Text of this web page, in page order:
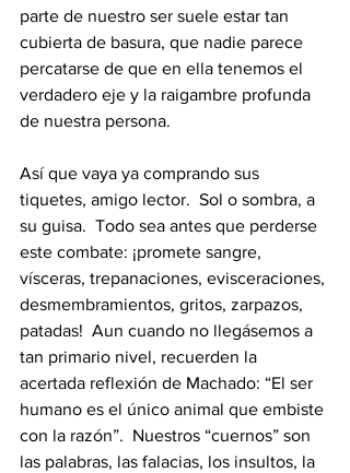
parte de nuestro ser suele estar tan
cubierta de basura, que nadie parece
percatarse de que en ella tenemos el
verdadero eje y la raigambre profunda
de nuestra persona.
Así que vaya ya comprando sus
tiquetes, amigo lector.  Sol o sombra, a
su guisa.  Todo sea antes que perderse
este combate: ¡promete sangre,
vísceras, trepanaciones, evisceraciones,
desmembramientos, gritos, zarpazos,
patadas!  Aun cuando no llegásemos a
tan primario nivel, recuerden la
acertada reflexión de Machado: “El ser
humano es el único animal que embiste
con la razón”.  Nuestros “cuernos” son
las palabras, las falacias, los insultos, la